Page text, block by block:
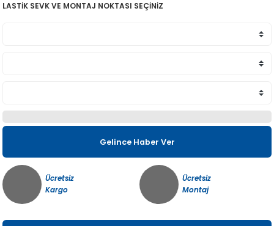
LASTİK SEVK VE MONTAJ NOKTASI SEÇİNİZ
Gelince Haber Ver
Ücretsiz
Kargo
Ücretsiz
Montaj